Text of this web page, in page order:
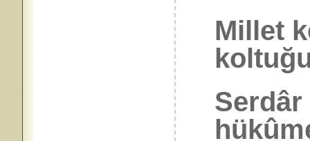
Millet
Serdâr